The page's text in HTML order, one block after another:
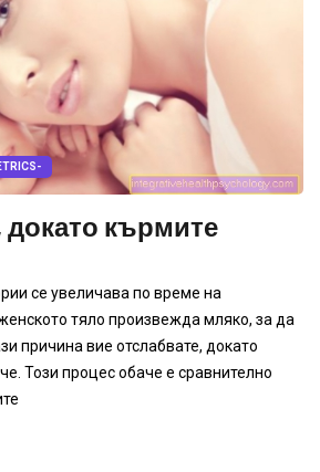
докато кърмите
се увеличава по време на
тяло произвежда мляко, за да
причина вие отслабвате, докато
Този процес обаче е сравнително